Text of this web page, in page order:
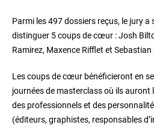
Parmi les 497 dossiers reçus, le jury a
distinguer 5 coups de cœur : Josh
Ramirez, Maxence Rifflet et
Les coups de cœur bénéficieront en
journées de masterclass où ils
des professionnels et des
(éditeurs, graphistes, responsables